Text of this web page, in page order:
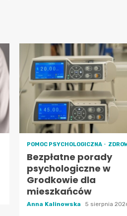
POMOC PSYCHOLOGICZNA
Bezpłatne porady
psychologiczne w
Grodkowie dla
mieszkańców
Anna Kalinowska 5 sierpnia